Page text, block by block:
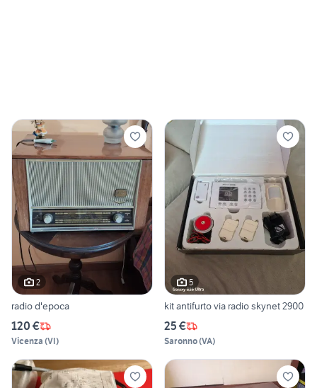
2
radio d'epoca
120 €
Vicenza (VI)
5
kit antifurto via radio skynet 2900
25 €
Saronno(VA)